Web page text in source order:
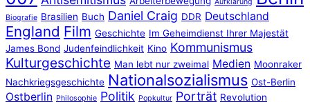
Aufklärung
Biografie Brasilien Buch Daniel Craig DDR Deutschland
England Film Geschichte Im Geheimdienst Ihrer Majestät
James Bond Judenfeindlichkeit Kino Kommunismus
Kulturgeschichte Man lebt nur zweimal Medien Moonraker
Nachkriegsgeschichte Nationalsozialismus Ost-Berlin
Ostberlin Philosophie Politik Popkultur Porträt Revolution